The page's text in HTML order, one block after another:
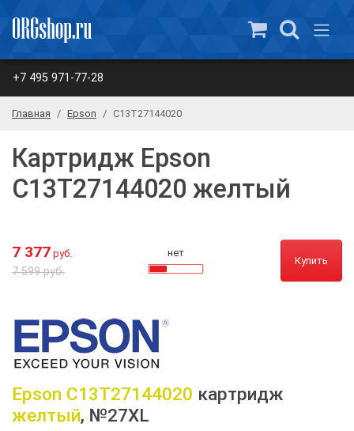
+7 495 971-77-28
Главная Epson C13T27144020
Картридж Epson
C13T27144020 желтый
7 377 руб.
7 599 руб.
нет
Купить
Epson C13T27144020 картридж
желтый, №27XL